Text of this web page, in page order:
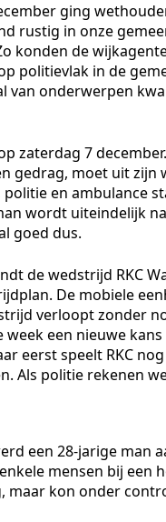
ging
rustig in onze
konden de
politievlak in de
van onderwerpen
zaterdag 7
gedrag, moet uit
en ambulance
wordt uiteindelijk
goed dus.
de wedstrijd RKC
De mobiele
verloopt zonder
een nieuwe
eerst speelt RKC
Als politie rekenen
een 28-jarige man
mensen bij een
maar kon onder